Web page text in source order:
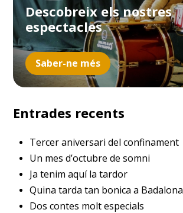
Descobreix els nostres
espectacles
Saber-ne més
Entrades recents
Tercer aniversari del confinament
Un mes d’octubre de somni
Ja tenim aquí la tardor
Quina tarda tan bonica a Badalona
Dos contes molt especials